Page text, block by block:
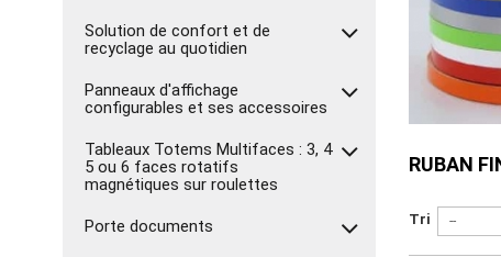
Solution de confort et de
recyclage au quotidien
Panneaux d'affichage
configurables et ses accessoires
Tableaux Totems Multifaces : 3, 4
5 ou 6 faces rotatifs
magnétiques sur roulettes
Porte documents
RUBAN
Tri --